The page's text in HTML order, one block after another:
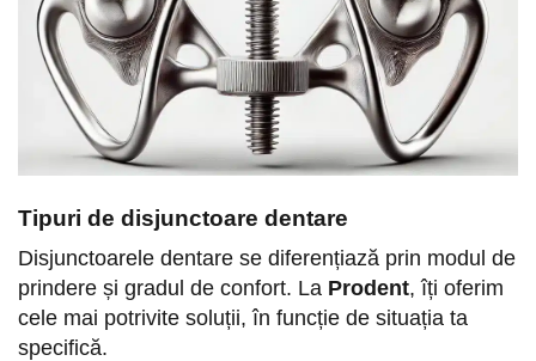
Tipuri de disjunctoare dentare
Disjunctoarele dentare se diferențiază prin modul de
prindere și gradul de confort. La Prodent, îți oferim
cele mai potrivite soluții, în funcție de situația ta
specifică.